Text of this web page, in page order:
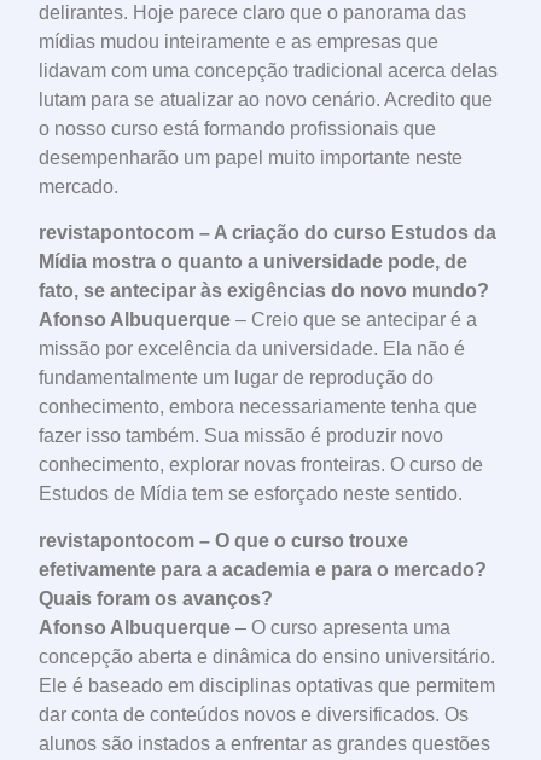
delirantes. Hoje parece claro que o panorama das
mídias mudou inteiramente e as empresas que
lidavam com uma concepção tradicional acerca delas
lutam para se atualizar ao novo cenário. Acredito que
o nosso curso está formando profissionais que
desempenharão um papel muito importante neste
mercado.
revistapontocom – A criação do curso Estudos da
Mídia mostra o quanto a universidade pode, de
fato, se antecipar às exigências do novo mundo?
Afonso Albuquerque – Creio que se antecipar é a
missão por excelência da universidade. Ela não é
fundamentalmente um lugar de reprodução do
conhecimento, embora necessariamente tenha que
fazer isso também. Sua missão é produzir novo
conhecimento, explorar novas fronteiras. O curso de
Estudos de Mídia tem se esforçado neste sentido.
revistapontocom – O que o curso trouxe
efetivamente para a academia e para o mercado?
Quais foram os avanços?
Afonso Albuquerque – O curso apresenta uma
concepção aberta e dinâmica do ensino universitário.
Ele é baseado em disciplinas optativas que permitem
dar conta de conteúdos novos e diversificados. Os
alunos são instados a enfrentar as grandes questões